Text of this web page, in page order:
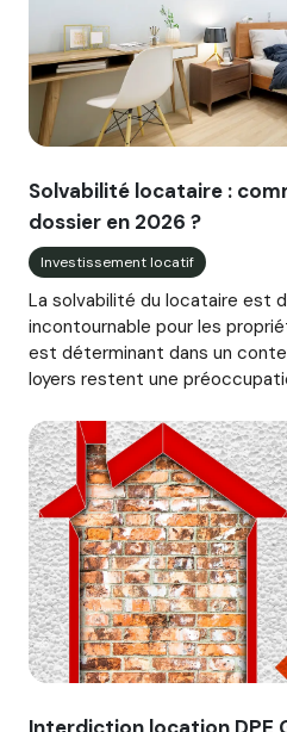
Image illustrant l'article
Solvabilité locataire :
dossier en 2026 ?
Investissement locatif
La solvabilité du locataire est
incontournable pour les
est déterminant dans un
loyers restent une
Image illustrant l'article